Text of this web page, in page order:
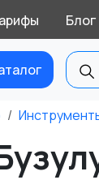
Блог